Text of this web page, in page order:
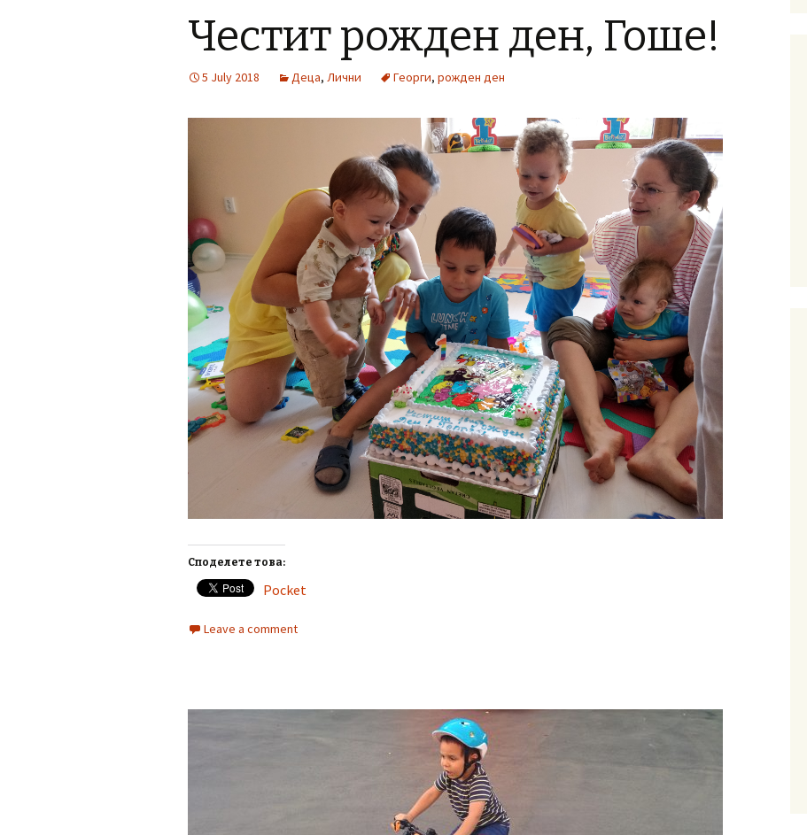
Честит рожден ден, Гоше!
5 July 2018 Деца, Лични Георги, рожден ден
Споделете това:
Pocket
Leave a comment